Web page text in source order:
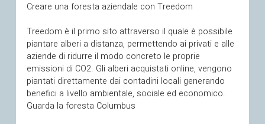
Creare una foresta aziendale con Treedom
Treedom è il primo sito attraverso il quale è possibile
piantare alberi a distanza, permettendo ai privati e alle
aziende di ridurre il modo concreto le proprie
emissioni di CO2. Gli alberi acquistati online, vengono
piantati direttamente dai contadini locali generando
benefici a livello ambientale, sociale ed economico.
Guarda la foresta Columbus